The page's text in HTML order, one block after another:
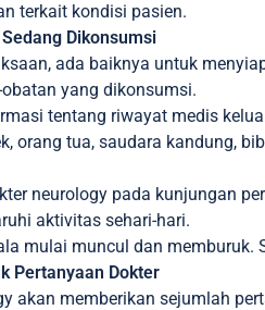
terkait kondisi pasien.
Dikonsumsi
ada baiknya untuk
yang dikonsumsi.
tentang riwayat medis
orang tua, saudara kandung,
neurology pada kunjungan
aktivitas sehari-hari.
mulai muncul dan
Pertanyaan Dokter
akan memberikan sejumlah